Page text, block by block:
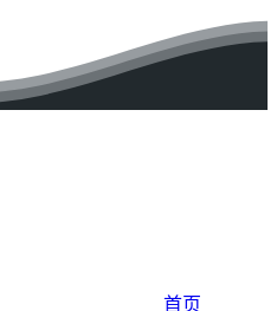
首页